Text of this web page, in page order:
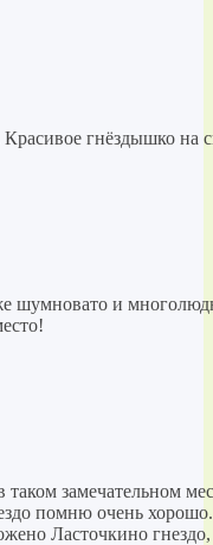
гнёздышко на
шумновато и
замечательном
помню очень
Ласточкино